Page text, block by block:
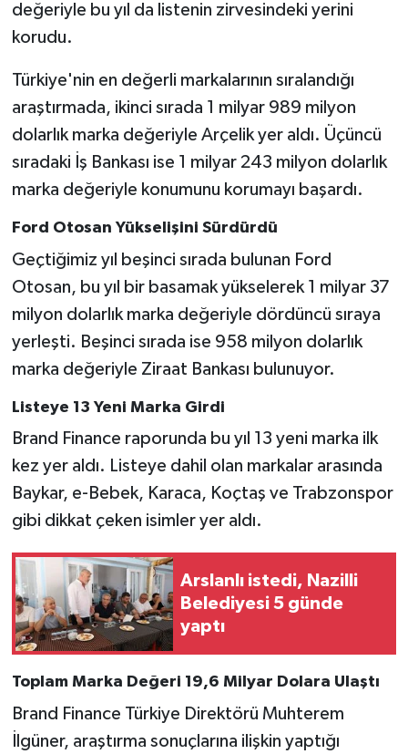
değeriyle bu yıl da listenin zirvesindeki yerini
korudu.
Türkiye'nin en değerli markalarının sıralandığı
araştırmada, ikinci sırada 1 milyar 989 milyon
dolarlık marka değeriyle Arçelik yer aldı. Üçüncü
sıradaki İş Bankası ise 1 milyar 243 milyon dolarlık
marka değeriyle konumunu korumayı başardı.
Ford Otosan Yükselişini Sürdürdü
Geçtiğimiz yıl beşinci sırada bulunan Ford
Otosan, bu yıl bir basamak yükselerek 1 milyar 37
milyon dolarlık marka değeriyle dördüncü sıraya
yerleşti. Beşinci sırada ise 958 milyon dolarlık
marka değeriyle Ziraat Bankası bulunuyor.
Listeye 13 Yeni Marka Girdi
Brand Finance raporunda bu yıl 13 yeni marka ilk
kez yer aldı. Listeye dahil olan markalar arasında
Baykar, e-Bebek, Karaca, Koçtaş ve Trabzonspor
gibi dikkat çeken isimler yer aldı.
Arslanlı istedi, Nazilli
Belediyesi 5 günde
yaptı
Toplam Marka Değeri 19,6 Milyar Dolara Ulaştı
Brand Finance Türkiye Direktörü Muhterem
İlgüner, araştırma sonuçlarına ilişkin yaptığı